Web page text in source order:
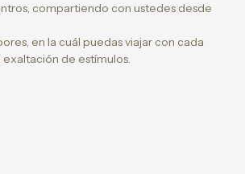
compartiendo con ustedes desde
en la cuál puedas viajar con cada
de estímulos.